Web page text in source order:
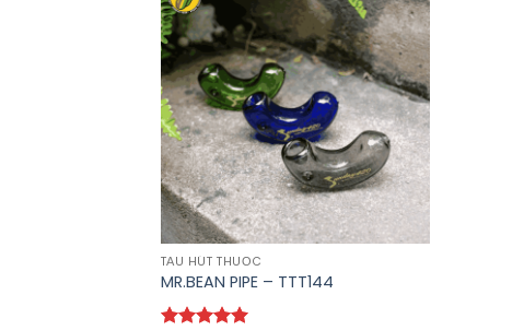
TẨU HÚT THUỐC
MR.BEAN PIPE – TTT144